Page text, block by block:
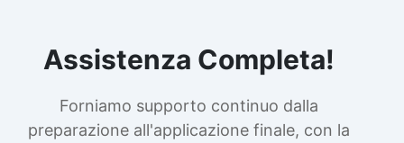
Assistenza Completa!
Forniamo supporto continuo dalla
preparazione all'applicazione finale, con la